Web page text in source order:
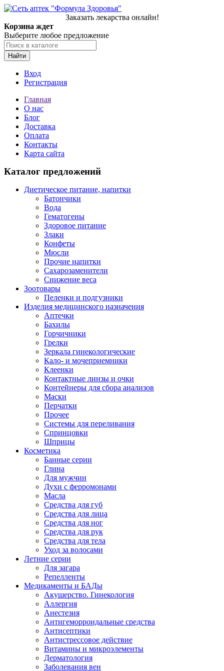
Заказать лекарства онлайн!
Корзина ждет
Выберите любое предложение
Найти
Вход
Регистрация
Главная
О нас
Блог
Доставка
Оплата
Контакты
Карта сайта
Каталог предложений
Диетическое питание, напитки
Батончики
Вода
Гематогены
Здоровое питание
Злаки
Конфеты
Мюсли
Прочие напитки
Сахарозаменители
Снижение веса
Зоотовары
Пеленки и подгузники
Изделия медицинского назначения
Аптечки
Бахилы
Горчичники
Грелки
Зеркала гинекологические
Кало- и мочеприемники
Клеенки
Контактные линзы и очки
Контейнеры для сбора анализов
Маски
Перчатки
Прочее
Системы для переливания
Спринцовки
Шприцы
Косметика
Банные серии
Глина
Для мужчин
Духи с ферромонами
Масла
Средства для губ
Средства для лица
Средства для ног
Средства для рук
Средства для тела
Уход за волосами
Летние серии
Для загара
Репелленты
Медикаменты и БАДы
Акушерство. Гинекология
Аллергия
Анестезия
Антигеморроидальные средства
Антисептики
Антистрессовое действие
Витамины и микроэлементы
Дерматология
Заболевания вен